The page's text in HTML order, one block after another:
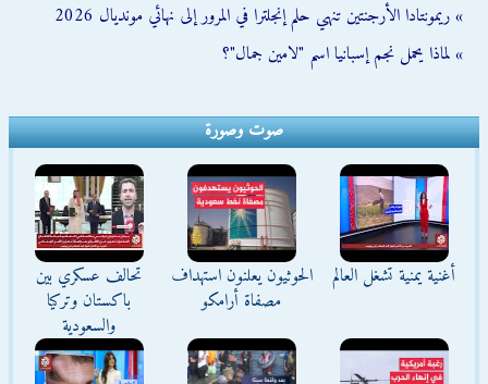
» ريمونتادا الأرجنتين تنهي حلم إنجلترا في المرور إلى نهائي مونديال 2026
» لماذا يحمل نجم إسبانيا اسم "لامين جمال"؟
صوت وصورة
أغنية يمنية تشغل العالم
الحوثيون يعلنون استهداف
مصفاة أرامكو
تحالف عسكري بين
باكستان وتركيا
والسعودية